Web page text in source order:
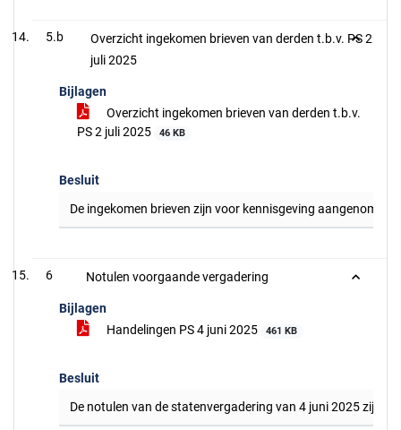
5.b
Overzicht ingekomen brieven van derden t.b.v. PS 2
juli 2025
Bijlagen
Overzicht ingekomen brieven van derden t.b.v.
PS 2 juli 2025
46 KB
Besluit
De ingekomen brieven zijn voor kennisgeving aangenomen.
6 Notulen voorgaande vergadering
Bijlagen
Handelingen PS 4 juni 2025
461 KB
Besluit
De notulen van de statenvergadering van 4 juni 2025 zijn